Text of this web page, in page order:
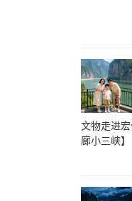
文物走进
廊小三峡】